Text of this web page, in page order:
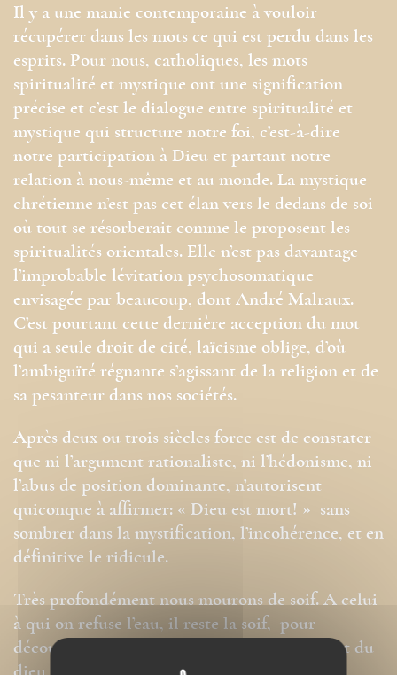
Il y a une manie contemporaine à vouloir
récupérer dans les mots ce qui est perdu dans les
esprits. Pour nous, catholiques, les mots
spiritualité et mystique ont une signification
précise et c’est le dialogue entre spiritualité et
mystique qui structure notre foi, c’est-à-dire
notre participation à Dieu et partant notre
relation à nous-même et au monde. La mystique
chrétienne n’est pas cet élan vers le dedans de soi
où tout se résorberait comme le proposent les
spiritualités orientales. Elle n’est pas davantage
l’improbable lévitation psychosomatique
envisagée par beaucoup, dont André Malraux.
C’est pourtant cette dernière acception du mot
qui a seule droit de cité, laïcisme oblige, d’où
l’ambiguïté régnante s’agissant de la religion et de
sa pesanteur dans nos sociétés.
Après deux ou trois siècles force est de constater
que ni l’argument rationaliste, ni l’hédonisme, ni
l’abus de position dominante, n’autorisent
quiconque à affirmer: « Dieu est mort! » sans
sombrer dans la mystification, l’incohérence, et en
définitive le ridicule.
Très profondément nous mourons de soif. A celui
à qui on refuse l’eau, il reste la soif, pour
découvrir à son tour que l’annonce de la mort du